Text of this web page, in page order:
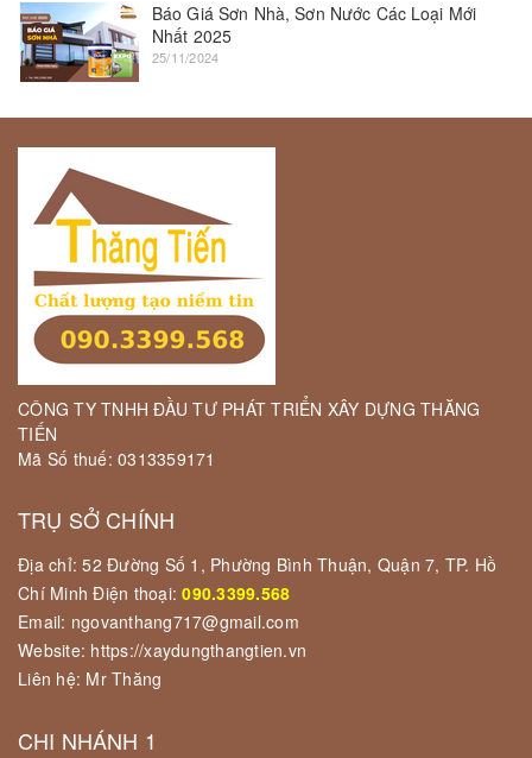
Báo Giá Sơn Nhà, Sơn Nước Các Loại Mới
Nhất 2025
25/11/2024
CÔNG TY TNHH ĐẦU TƯ PHÁT TRIỂN XÂY DỰNG THĂNG
TIẾN
Mã Số thuế: 0313359171
TRỤ SỞ CHÍNH
Địa chỉ: 52 Đường Số 1, Phường Bình Thuận, Quận 7, TP. Hồ
Chí Minh Điện thoại:090.3399.568
Email: ngovanthang717@gmail.com
Website: https://xaydungthangtien.vn
Liên hệ: Mr Thăng
CHI NHÁNH 1